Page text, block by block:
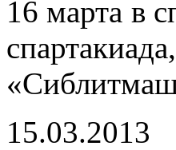
16 марта в
15.03.2013